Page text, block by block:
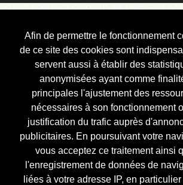
Afin de permettre le fonctionnement
de ce site des cookies sont
servent aussi à établir des
anonymisées ayant comme
principales l'ajustement des
nécessaires à son fonctionnement
justification du trafic auprès
publicitaires. En poursuivant votre
vous acceptez ce traitement ainsi
l'enregistrement de données de
liées à votre adresse IP, en
Courbis, « LE »
Blog Officiel
Bienvenue
Réalisations
Divers (et d’été)
Annonces
Liens externes